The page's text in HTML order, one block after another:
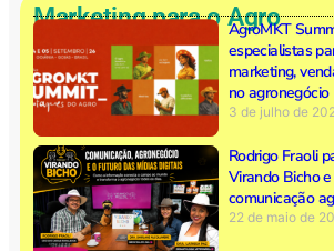
Marketing para o Agro
AgroMKT
especialistas
marketing,
no agronegócio
3 de julho de
Rodrigo Fraoli
Virando Bicho
comunicação
22 de maio de